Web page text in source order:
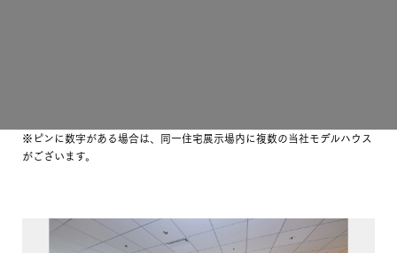
※ピンに数字がある場合は、同一住宅展示場内に複数の当社モデルハウス
がございます。